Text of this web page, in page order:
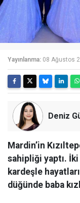
Yayınlanma: 08 Ağustos
Deniz
Mardin’in
sahipliği yaptı. İki
kardeşle
düğünde baba